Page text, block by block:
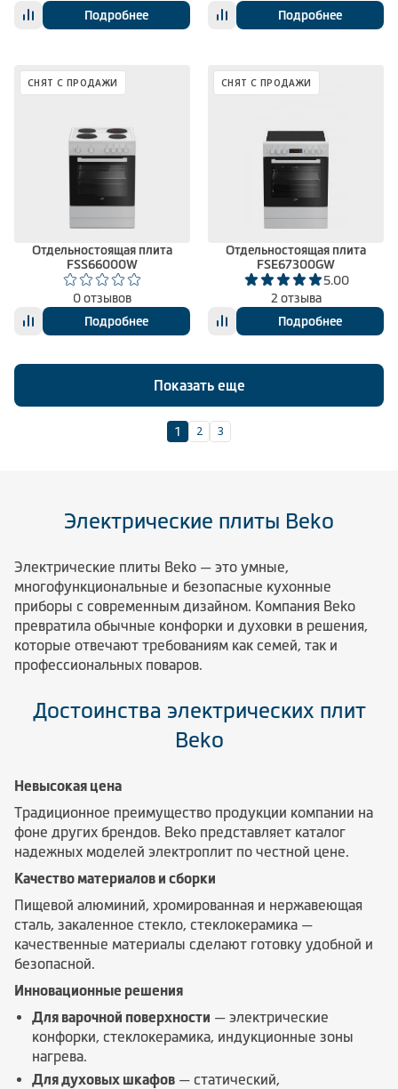
Подробнее
Подробнее
СНЯТ С ПРОДАЖИ
Отдельностоящая плита
FSS66000W
0 отзывов
Подробнее
СНЯТ С ПРОДАЖИ
Отдельностоящая плита
FSE67300GW
5.00
2 отзыва
Подробнее
Показать еще
1 2 3
Электрические плиты Вeko
Электрические плиты Beko — это умные,
многофункциональные и безопасные кухонные
приборы с современным дизайном. Компания Beko
превратила обычные конфорки и духовки в решения,
которые отвечают требованиям как семей, так и
профессиональных поваров.
Достоинства электрических плит
Вeko
Невысокая цена
Традиционное преимущество продукции компании на
фоне других брендов. Вeko представляет каталог
надежных моделей электроплит по честной цене.
Качество материалов и сборки
Пищевой алюминий, хромированная и нержавеющая
сталь, закаленное стекло, стеклокерамика —
качественные материалы сделают готовку удобной и
безопасной.
Инновационные решения
Для варочной поверхности — электрические
конфорки, стеклокерамика, индукционные зоны
нагрева.
Для духовых шкафов — статический,